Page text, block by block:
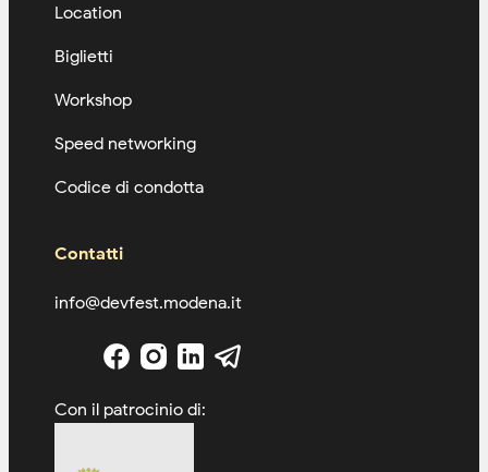
Location
Biglietti
Workshop
Speed networking
Codice di condotta
Contatti
info@devfest.modena.it
Con il patrocinio di: